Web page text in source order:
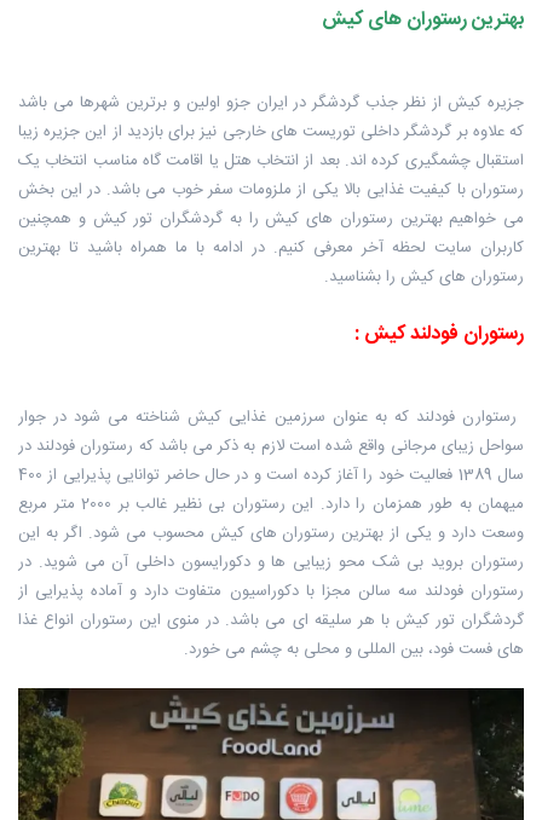
بهترین رستوران های کیش
جزیره کیش از نظر جذب گردشگر در ایران جزو اولین و برترین شهرها می باشد
که علاوه ‏بر گردشگر داخلی توریست های خارجی نیز برای بازدید از این جزیره زیبا
استقبال ‏چشمگیری کرده اند. بعد از انتخاب هتل یا اقامت گاه مناسب انتخاب یک
رستوران با ‏کیفیت غذایی بالا یکی از ملزومات سفر خوب می باشد. در این بخش
می خواهیم ‏بهترین رستوران های کیش را به گردشگران تور کیش و همچنین
کاربران سایت لحظه ‏آخر معرفی کنیم. در ادامه با ما همراه باشید تا بهترین
رستوران های کیش را بشناسید.
رستوران فودلند کیش‎ :
‎ ‎رستوارن فودلند که به عنوان سرزمین غذایی کیش شناخته می شود در جوار
سواحل ‏زیبای مرجانی واقع شده است لازم به ذکر می باشد که رستوران فودلند در
سال 1389 ‏فعالیت خود را آغاز کرده است و در حال حاضر توانایی پذیرایی از 400
میهمان به طور ‏همزمان را دارد. این رستوران بی نظیر غالب بر 2000 متر مربع
وسعت دارد و یکی از ‏بهترین رستوران های کیش محسوب می شود. اگر به این
رستوران بروید بی شک محو ‏زیبایی ها و دکورایسون داخلی آن می شوید. در
رستوران فودلند سه سالن مجزا با ‏دکوراسیون متفاوت دارد و آماده پذیرایی از
گردشگران تور کیش با هر سلیقه ای می ‏باشد. در منوی این رستوران انواع غذا
های فست فود، بین المللی و محلی به چشم می ‏خورد.